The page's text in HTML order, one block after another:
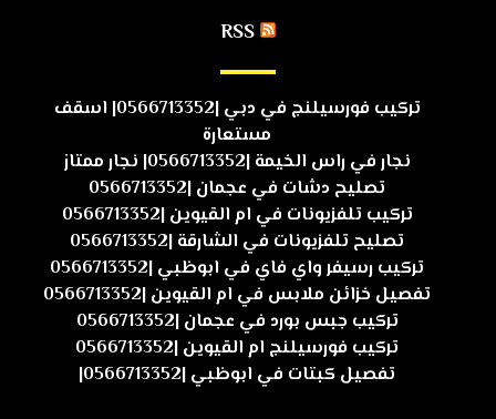
RSS
تركيب فورسيلنج في دبي |0566713352| اسقف
مستعارة
نجار في راس الخيمة |0566713352| نجار ممتاز
تصليح دشات في عجمان |0566713352
تركيب تلفزيونات في ام القيوين |0566713352
تصليح تلفزيونات في الشارقة |0566713352
تركيب رسيفر واي فاي في ابوظبي |0566713352
تفصيل خزائن ملابس في ام القيوين |0566713352
تركيب جبس بورد في عجمان |0566713352
تركيب فورسيلنج ام القيوين |0566713352
تفصيل كبتات في ابوظبي |0566713352|